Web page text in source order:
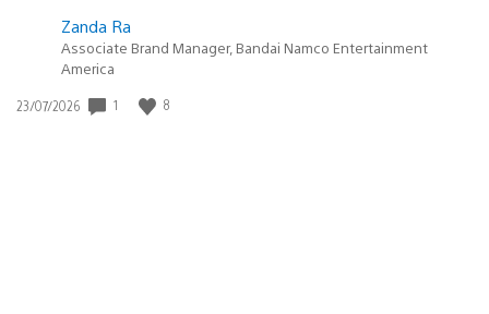
Zanda Ra
Associate Brand Manager, Bandai Namco Entertainment
America
Fecha
23/07/2026 1 8